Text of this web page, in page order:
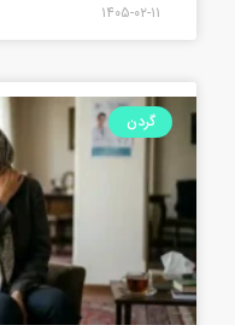
۱۴۰۵-۰۲-۱۱
گردن